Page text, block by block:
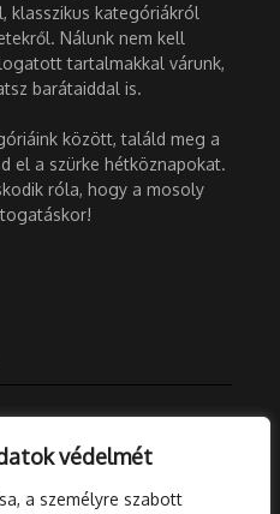
védelmét
a személyre szabott
klasszikus kategóriákról
Nálunk nem kell
tartalmakkal várunk,
barátaiddal is.
között, találd meg a
el a szürke hétköznapokat.
róla, hogy a mosoly